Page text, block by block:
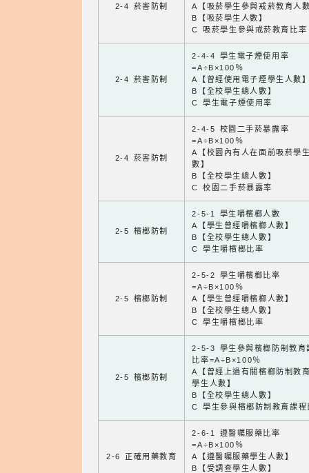
2-4 菸害防制
A【吸菸學生參與戒菸教育人
B【吸菸學生人數】
C 吸菸學生參與戒菸教育比率
2-4 菸害防制
2-4-4 學生電子煙使用率
=A÷B×100％
A【曾經使用電子煙學生人數
B【全校學生總人數】
C 學生電子煙使用率
2-4 菸害防制
2-4-5 校園二手菸暴露率
=A÷B×100％
A【校園內有人在面前吸菸學
數】
B【全校學生總人數】
C 校園二手菸暴露率
2-5 檳榔防制
2-5-1 學生嚼檳榔人數
A【學生曾經嚼檳榔人數】
B【全校學生總人數】
C 學生嚼檳榔比率
2-5 檳榔防制
2-5-2 學生嚼檳榔比率
=A÷B×100％
A【學生曾經嚼檳榔人數】
B【全校學生總人數】
C 學生嚼檳榔比率
2-5 檳榔防制
2-5-3 學生參與檳榔防制教育
比率=A÷B×100％
A【曾經上過有關檳榔防制教
學生人數】
B【全校學生總人數】
C 學生參與檳榔防制教育課程
2-6 正確用藥教育
2-6-1 遵醫囑服藥比率
=A÷B×100％
A【遵醫囑服藥學生人數】
B【受調查學生人數】